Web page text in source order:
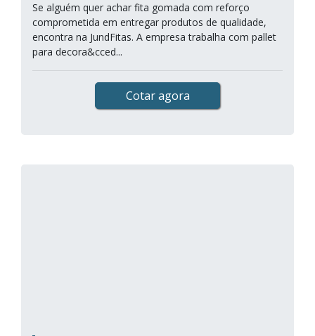
Se alguém quer achar fita gomada com reforço
comprometida em entregar produtos de qualidade,
encontra na JundFitas. A empresa trabalha com pallet
para decora&cced...
Cotar agora